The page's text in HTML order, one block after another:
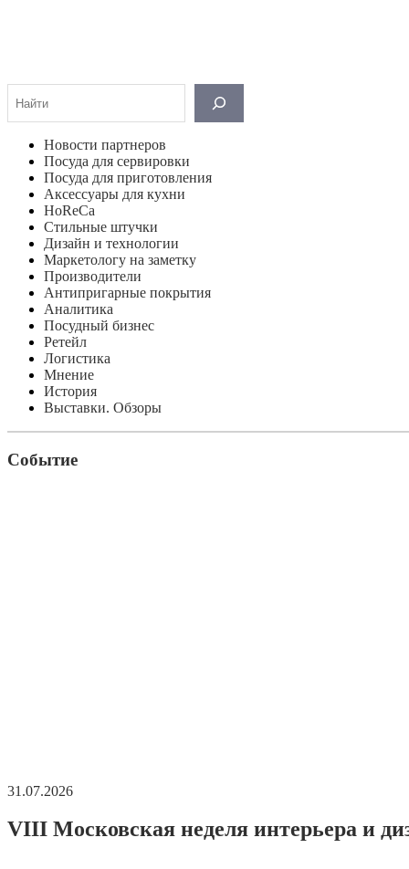
Новости партнеров
Посуда для сервировки
Посуда для приготовления
Аксессуары для кухни
HoReCa
Стильные штучки
Дизайн и технологии
Маркетологу на заметку
Производители
Антипригарные покрытия
Аналитика
Посудный бизнес
Ретейл
Логистика
Мнение
История
Выставки. Обзоры
Событие
31.07.2026
VIII Московская неделя интерьера и